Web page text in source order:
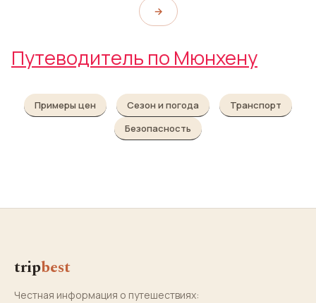
→
Путеводитель по Мюнхену
Примеры цен Сезон и погода
Транспорт
Безопасность
tripbest
Честная информация о путешествиях: